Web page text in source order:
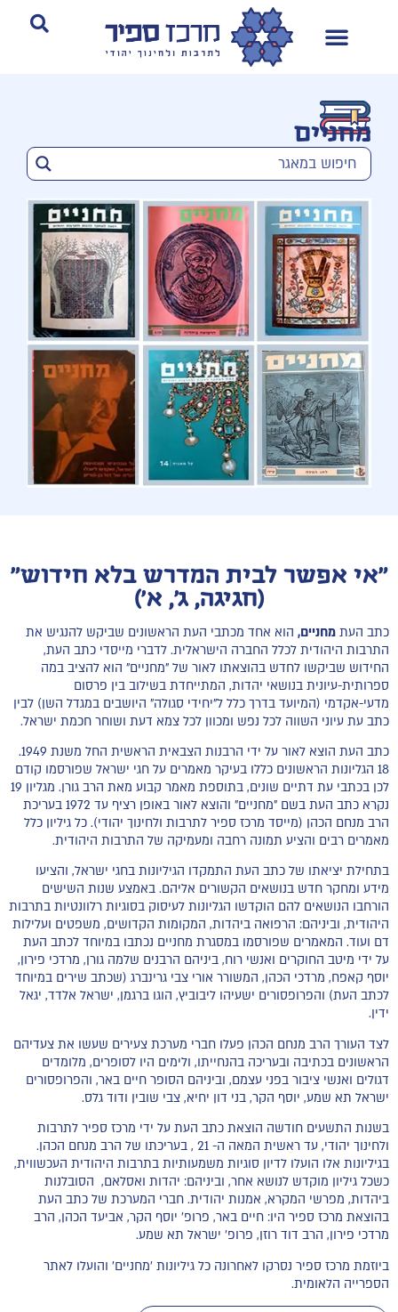
מחניים
"אי אפשר לבית המדרש בלא חידוש"
(חגיגה, ג', א')
כתב העת מחניים, הוא אחד מכתבי העת הראשונים שביקש להנגיש את
התרבות היהודית לכלל החברה הישראלית. לדברי מייסדי כתב העת,
החידוש שביקשו לחדש בהוצאתו לאור של "מחניים" הוא להציב במה
ספרותית-עיונית בנושאי יהדות, המתייחדת בשילוב בין פרסום
מדעי-אקדמי (המיועד בדרך כלל ל"יחידי סגולה" היושבים במגדל השן) לבין
כתב עת עיוני השווה לכל נפש ומכוון לכל צמא דעת ושוחר חכמת ישראל.
כתב העת הוצא לאור על ידי הרבנות הצבאית הראשית החל משנת 1949.
18 הגליונות הראשונים כללו בעיקר מאמרים על חגי ישראל שפורסמו קודם
לכן בכתבי עת דתיים שונים, בתוספת מאמר קבוע מאת הרב גורן. מגליון 19
נקרא כתב העת בשם "מחניים" והוצא לאור באופן רציף עד 1972 בעריכת
הרב מנחם הכהן (מייסד מרכז ספיר לתרבות ולחינוך יהודי). כל גיליון כלל
מאמרים רבים והציע תמונה רחבה ומעמיקה של התרבות היהודית.
בתחילת יציאתו של כתב העת התמקדו הגיליונות בחגי ישראל, והציעו
מידע ומחקר חדש בנושאים הקשורים אליהם. באמצע שנות השישים
הורחבו הנושאים להם הוקדשו הגליונות לעיסוק בסוגיות רלוונטיות בתרבות
היהודית, וביניהם: הרפואה ביהדות, המקומות הקדושים, משפטים ועלילות
דם ועוד. המאמרים שפורסמו במסגרת מחניים נכתבו במיוחד לכתב העת
על ידי מיטב החוקרים ואנשי רוח, ביניהם הרבנים שלמה גורן, מרדכי פירון,
יוסף קאפח, מרדכי הכהן, המשורר אורי צבי גרינברג (שכתב שירים במיוחד
לכתב העת) והפרופסורים ישעיהו ליבוביץ, הוגו ברגמן, ישראל אלדד, יגאל
ידין.
לצד העורך הרב מנחם הכהן פעלו חברי מערכת צעירים שעשו את צעדיהם
הראשונים בכתיבה ובעריכה בהנחייתו, ולימים היו לסופרים, מלומדים
דגולים ואנשי ציבור בפני עצמם, וביניהם הסופר חיים באר, והפרופסורים
ישראל תא שמע, יוסף הקר, בני דון יחיא, צבי שובין ודוד גלס.
בשנות התשעים חודשה הוצאת כתב העת על ידי מרכז ספיר לתרבות
ולחינוך יהודי, עד ראשית המאה ה- 21 , בעריכתו של הרב מנחם הכהן.
בגיליונות אלו הועלו לדיון סוגיות משמעותיות בתרבות היהודית העכשווית,
כשכל גיליון מוקדש לנושא אחר, וביניהם: יהדות ואסלאם, הסובלנות
ביהדות, מפרשי המקרא, אמנות יהודית. חברי המערכת של כתב העת
בהוצאת מרכז ספיר היו: חיים באר, פרופ׳ יוסף הקר, אביעד הכהן, הרב
מרדכי פירון, הרב דוד רוזן, פרופ׳ ישראל תא שמע.
ביוזמת מרכז ספיר נסרקו לאחרונה כל גיליונות 'מחניים' והועלו לאתר
הספרייה הלאומית.